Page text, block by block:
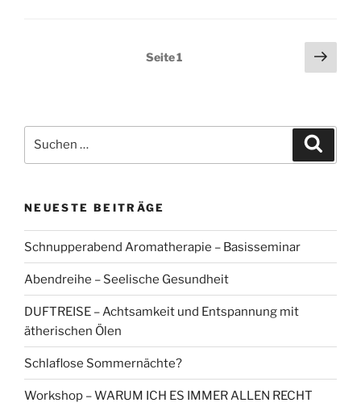
Seitennummerierung
Seite1
nach:
NEUESTE BEITRÄGE
Schnupperabend Aromatherapie – Basisseminar
Abendreihe – Seelische Gesundheit
DUFTREISE – Achtsamkeit und Entspannung mit
ätherischen Ölen
Schlaflose Sommernächte?
Workshop – WARUM ICH ES IMMER ALLEN RECHT